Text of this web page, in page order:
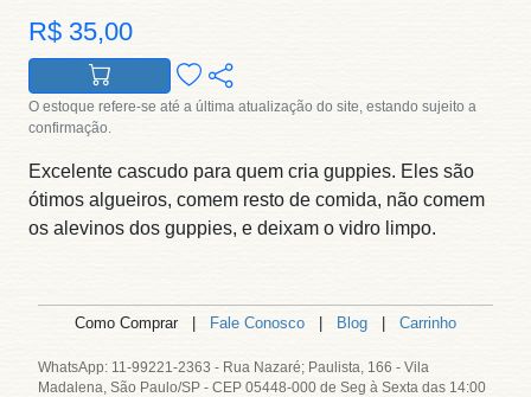
R$ 35,00
O estoque refere-se até a última atualização do site, estando sujeito a
confirmação.
Excelente cascudo para quem cria guppies. Eles são
ótimos algueiros, comem resto de comida, não comem
os alevinos dos guppies, e deixam o vidro limpo.
Como Comprar | Fale Conosco | Blog | Carrinho
WhatsApp: 11-99221-2363 - Rua Nazaré; Paulista, 166 - Vila
Madalena, São Paulo/SP - CEP 05448-000 de Seg à Sexta das 14:00